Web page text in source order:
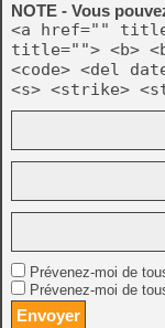
NOTE - Vous
<a href=""
title=""> <b>
<code> <del
<s> <strike>
Prévenez-moi de
Prévenez-moi de